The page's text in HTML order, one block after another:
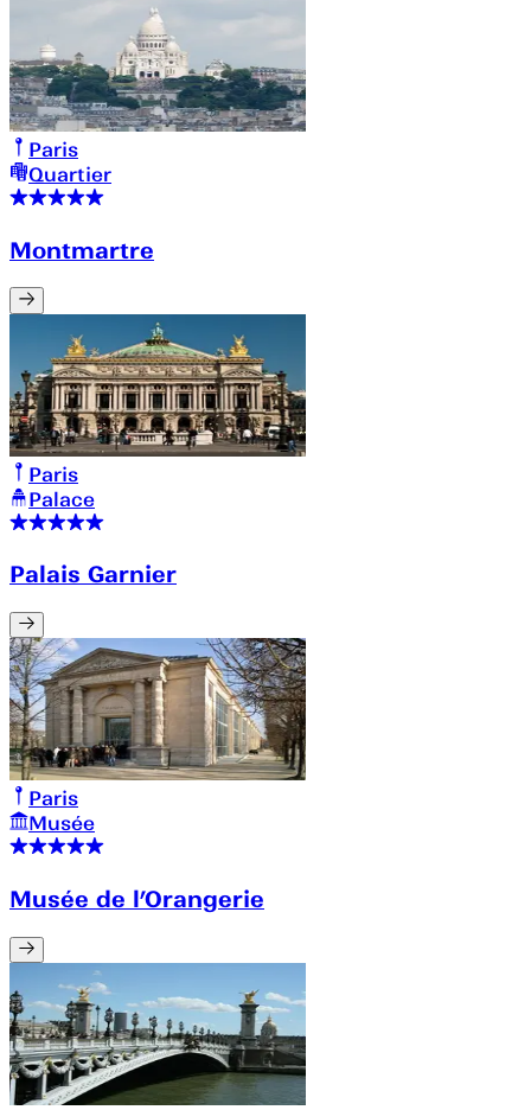
Paris
Quartier
Montmartre
Paris
Palace
Palais Garnier
Paris
Musée
Musée de l’Orangerie